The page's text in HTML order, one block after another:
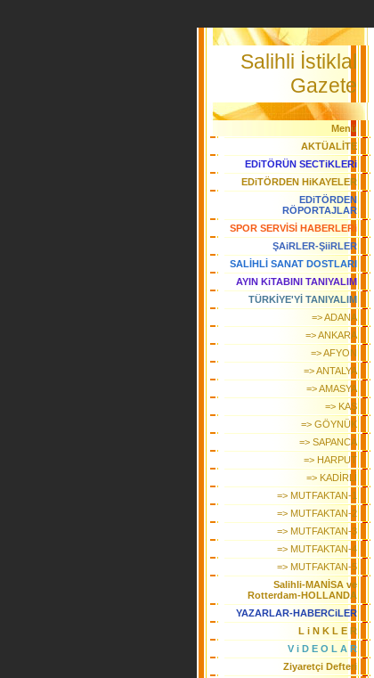
Salihli İstiklal
Gazete
Menü
AKTÜALİTE
EDiTÖRÜN SECTiKLERi
EDiTÖRDEN HiKAYELER
EDiTÖRDEN
RÖPORTAJLAR
SPOR SERVİSİ HABERLERi
ŞAiRLER-ŞiiRLER
SALİHLİ SANAT DOSTLARI
AYIN KiTABINI TANIYALIM
TÜRKİYE'Yİ TANIYALIM
=> ADANA
=> ANKARA
=> AFYON
=> ANTALYA
=> AMASYA
=> KAŞ
=> GÖYNÜK
=> SAPANCA
=> HARPUT
=> KADİRLİ
=> MUTFAKTAN-1
=> MUTFAKTAN-2
=> MUTFAKTAN-3
=> MUTFAKTAN-4
=> MUTFAKTAN-5
Salihli-MANİSA ve
Rotterdam-HOLLANDA
YAZARLAR-HABERCiLER
L i N K L E R
V i D E O L A R
Ziyaretçi Defteri